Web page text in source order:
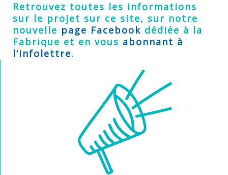
Retrouvez toutes les informations
sur le projet sur ce site, sur notre
nouvelle page Facebook dédiée à la
Fabrique et en vous abonnant à
l’infolettre.